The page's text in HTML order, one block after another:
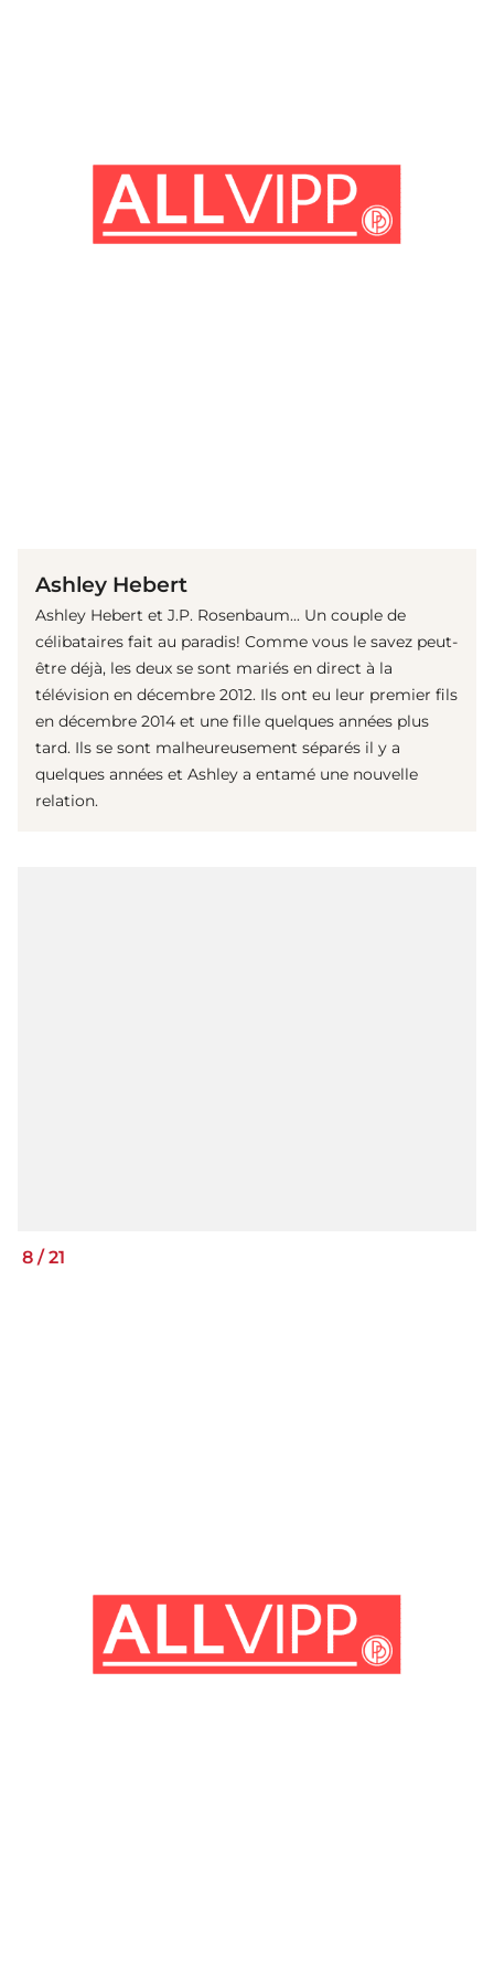
Ashley Hebert
Ashley Hebert et J.P. Rosenbaum... Un couple de
célibataires fait au paradis! Comme vous le savez peut-
être déjà, les deux se sont mariés en direct à la
télévision en décembre 2012. Ils ont eu leur premier fils
en décembre 2014 et une fille quelques années plus
tard. Ils se sont malheureusement séparés il y a
quelques années et Ashley a entamé une nouvelle
relation.
8 /21